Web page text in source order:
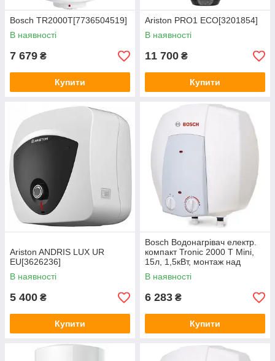
Bosch TR2000T[7736504519]
В наявності
7 679 ₴
Купити
Ariston PRO1 ECO[3201854]
В наявності
11 700 ₴
Купити
Ariston ANDRIS LUX UR
EU[3626236]
В наявності
5 400 ₴
Купити
Bosch Водонагрівач електр.
компакт Tronic 2000 T Mini,
15л, 1,5кВт, монтаж над
мийкою, мех. кер-ння, B,
білий
В наявності
6 283 ₴
Купити